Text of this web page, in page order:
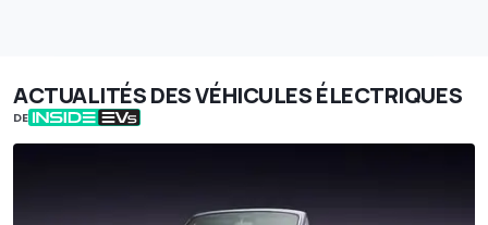
ACTUALITÉS DES VÉHICULES ÉLECTRIQUES
DE